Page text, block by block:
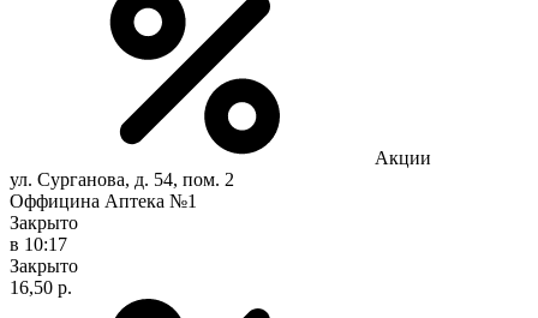
Акции
ул. Сурганова, д. 54, пом. 2
Оффицина Аптека №1
Закрыто
в 10:17
Закрыто
16,50 р.